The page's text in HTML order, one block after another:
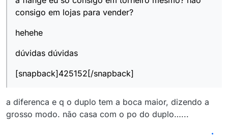
consigo em lojas para vender?
hehehe
dúvidas dúvidas
[snapback]425152[/snapback]
a diferenca e q o duplo tem a boca maior, dizendo a
grosso modo. não casa com o po do duplo…...